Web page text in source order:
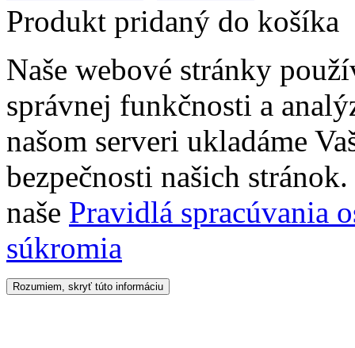
Produkt pridaný do košíka
Naše webové stránky
správnej funkčnosti a
našom serveri ukladáme
bezpečnosti našich
naše Pravidlá spracúvania
súkromia
Rozumiem, skryť túto informáciu